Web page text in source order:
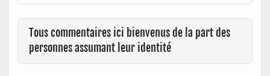
Tous commentaires ici bienvenus de la part des
personnes assumant leur identité